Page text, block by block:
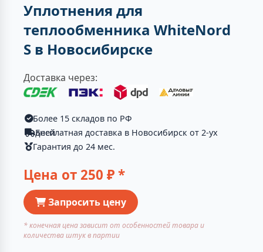
Уплотнения для
теплообменника WhiteNord
S в Новосибирске
Доставка через:
Более 15 складов по РФ
Бесплатная доставка в Новосибирск от 2-ух дней
Гарантия до 24 мес.
Цена от 250 ₽ *
Запросить цену
* конечная цена зависит от особенностей товара и
количества штук в партии